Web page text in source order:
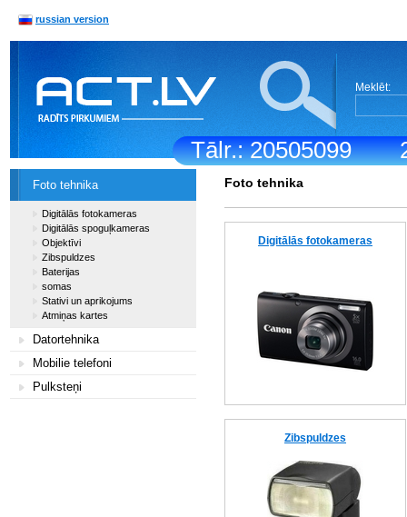
Tālr.: 20505099
russian version
Meklēt:
Foto tehnika
Digitālās fotokameras
Digitālās spoguļkameras
Objektīvi
Zibspuldzes
Baterijas
somas
Stativi un aprikojums
Atmiņas kartes
Datortehnika
Mobilie telefoni
Pulksteņi
Foto tehnika
Digitālās fotokameras
Zibspuldzes